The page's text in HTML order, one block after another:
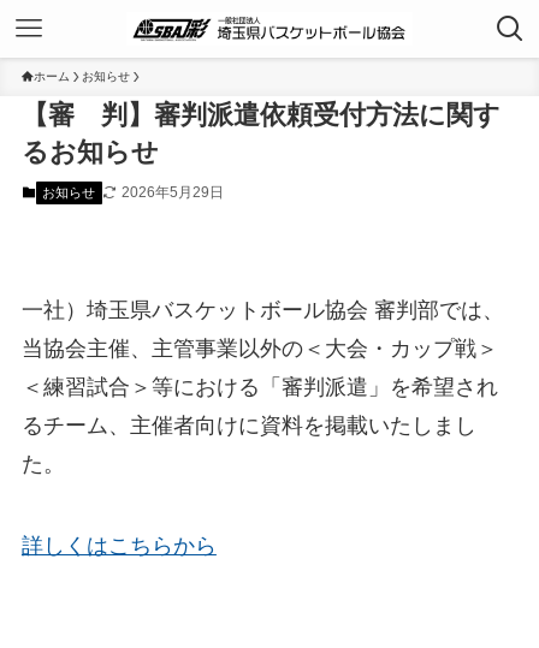
ホーム お知らせ
【審 判】審判派遣依頼受付方法に関す
るお知らせ
お知らせ 2026年5月29日
一社）埼玉県バスケットボール協会 審判部では、
当協会主催、主管事業以外の＜大会・カップ戦＞
＜練習試合＞等における「審判派遣」を希望され
るチーム、主催者向けに資料を掲載いたしまし
た。
詳しくはこちらから